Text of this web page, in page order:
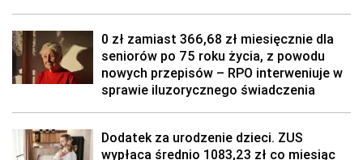
0 zł zamiast 366,68 zł miesięcznie dla
seniorów po 75 roku życia, z powodu
nowych przepisów – RPO interweniuje w
sprawie iluzorycznego świadczenia
Dodatek za urodzenie dzieci. ZUS
wypłaca średnio 1083,23 zł co miesiąc